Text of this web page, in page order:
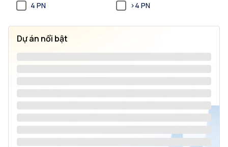
4 PN
>4 PN
Dự án nổi bật